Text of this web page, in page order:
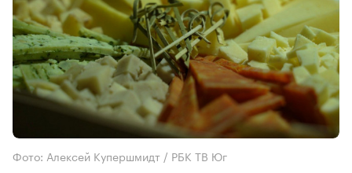
Фото: Алексей Купершмидт / РБК ТВ Юг